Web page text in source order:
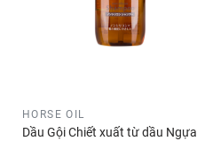
HORSE OIL
Dầu Gội Chiết xuất từ dầu Ngựa